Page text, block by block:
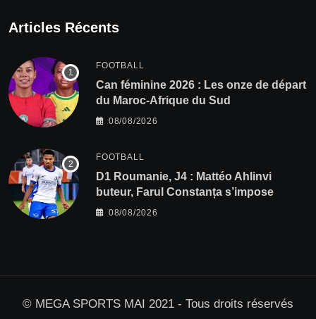
Articles Récents
FOOTBALL
‎Can féminine 2026 : Les onze de départ
du Maroc-Afrique du Sud
08/08/2026
FOOTBALL
D1 Roumanie, J4 : Mattéo Ahlinvi
buteur, Farul Constanța s’impose
08/08/2026
© MEGA SPORTS MAI 2021 - Tous droits réservés